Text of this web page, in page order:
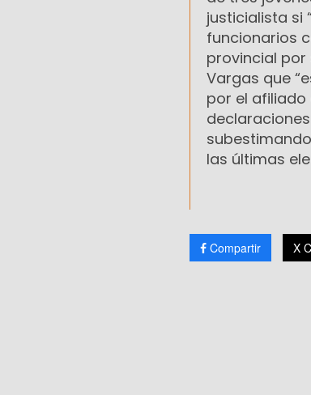
justicialista si
funcionarios
provincial por
Vargas que
por el afiliado
las últimas
Compartir X